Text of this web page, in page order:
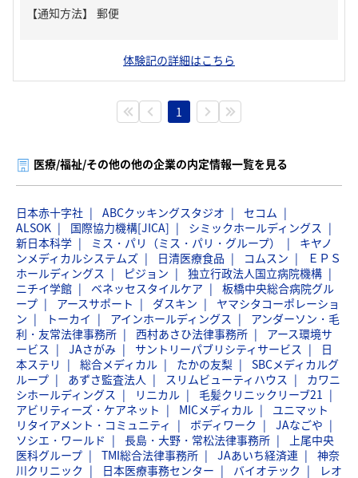
【通知方法】
郵便
体験記の詳細はこちら
1
医療/福祉/その他の他の企業の内定情報一覧を見る
日本赤十字社 ABCクッキングスタジオ
セコム
ALSOK
国際協力機構[JICA]
シミックホールディングス
新日本科学
ミス・パリ（ミス・パリ・グループ）
キヤノ
ンメディカルシステムズ
日清医療食品 コムスン
ＥＰＳ
ホールディングス
ピジョン
独立行政法人国立病院機構
ニチイ学館
ベネッセスタイルケア
板橋中央総合病院グル
ープ
アースサポート ダスキン
ヤマシタコーポレーショ
ン
トーカイ アインホールディングス
アンダーソン・毛
利・友常法律事務所
西村あさひ法律事務所
アース環境サ
ービス
JAさがみ サントリーパブリシティサービス
日
本ステリ
総合メディカル たかの友梨
SBCメディカルグ
ループ
あずさ監査法人 スリムビューティハウス
カワニ
シホールディングス
リニカル
毛髪クリニックリーブ21
アビリティーズ・ケアネット
MICメディカル
ユニマット
リタイアメント・コミュニティ
ボディワーク
JAなごや
ソシエ・ワールド
長島・大野・常松法律事務所
上尾中央
医科グループ
TMI総合法律事務所 JAあいち経済連
神奈
川クリニック
日本医療事務センター バイオテック
レオ